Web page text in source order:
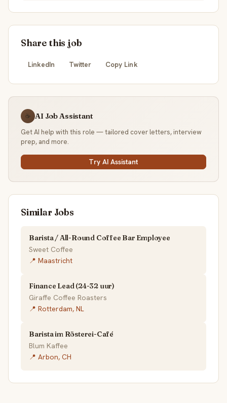
Share this job
LinkedIn Twitter Copy Link
☕ AI Job Assistant
Get AI help with this role — tailored cover letters, interview
prep, and more.
Try AI Assistant
Similar Jobs
Barista / All-Round Coffee Bar Employee
Sweet Coffee
📍 Maastricht
Finance Lead (24-32 uur)
Giraffe Coffee Roasters
📍 Rotterdam, NL
Barista im Rösterei-Café
Blum Kaffee
📍 Arbon, CH